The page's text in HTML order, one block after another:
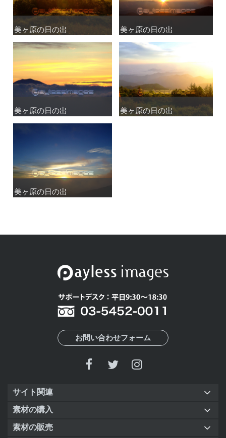
美ヶ原の日の出
美ヶ原の日の出 美ヶ原の日の出
美ヶ原の日の出
美ヶ原の日の出
美ヶ原の日の出 美ヶ原の日の出
美ヶ原の日の出
美ヶ原の日の出
美ヶ原の日の出
お問い合わせフォーム
サイト関連
素材の購入
素材の販売